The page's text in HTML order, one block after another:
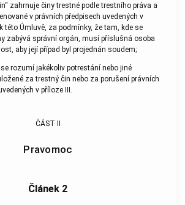
“ zahrnuje činy trestné podle trestního práva a
v právních předpisech uvedených v
této Úmluvě, za podmínky, že tam, kde se
zabývá správní orgán, musí příslušná osoba
aby její případ byl projednán soudem;
se rozumí jakékoliv potrestání nebo jiné
zatrestný čin nebo za porušení právních
v příloze III.
ČÁST II
Pravomoc
Článek 2